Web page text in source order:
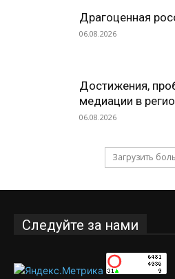
Драгоценная
06.08.2026
Достижения,
медиации в
06.08.2026
Загрузить
Следуйте за нами